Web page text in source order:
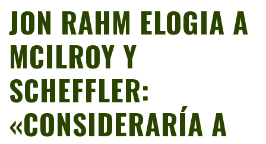
JON RAHM ELOGIA A
MCILROY Y
SCHEFFLER:
«CONSIDERARÍA A